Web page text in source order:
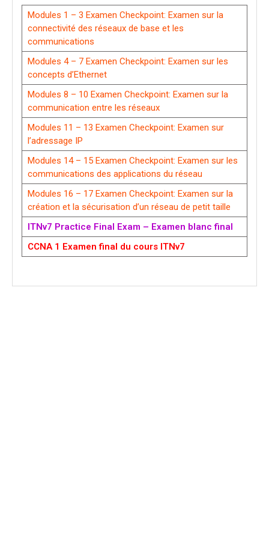
Modules 1 – 3 Examen Checkpoint: Examen sur la
connectivité des réseaux de base et les
communications
Modules 4 – 7 Examen Checkpoint: Examen sur les
concepts d’Ethernet
Modules 8 – 10 Examen Checkpoint: Examen sur la
communication entre les réseaux
Modules 11 – 13 Examen Checkpoint: Examen sur
l’adressage IP
Modules 14 – 15 Examen Checkpoint: Examen sur les
communications des applications du réseau
Modules 16 – 17 Examen Checkpoint: Examen sur la
création et la sécurisation d’un réseau de petit taille
ITNv7 Practice Final Exam – Examen blanc final
CCNA 1 Examen final du cours ITNv7